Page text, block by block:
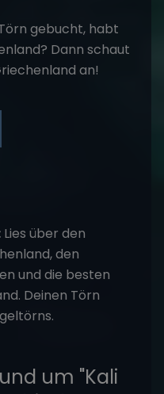
Lies über den
, den
und die besten
um "Kali